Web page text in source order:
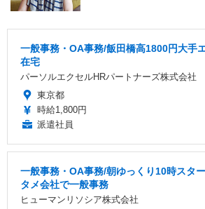
一般事務・OA事務/飯田橋高1800円大手
在宅
パーソルエクセルHRパートナーズ株式会社
東京都
時給1,800円
派遣社員
一般事務・OA事務/朝ゆっくり10時スタ
タメ会社で一般事務
ヒューマンリソシア株式会社